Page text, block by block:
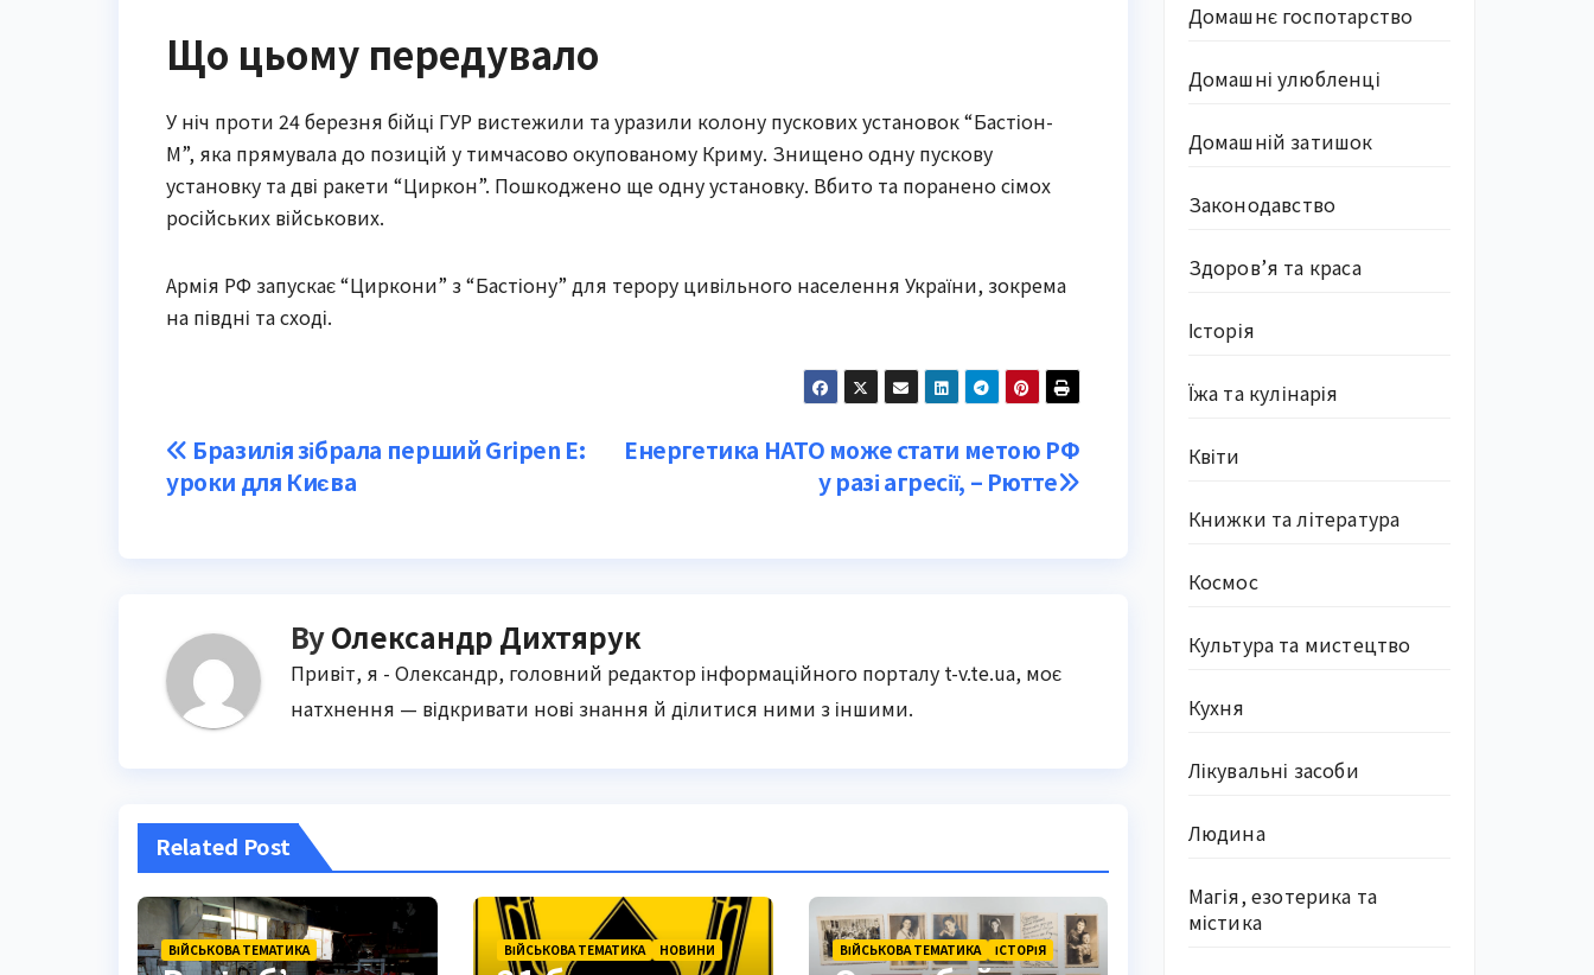
Що цьому передувало
У ніч проти 24 березня бійці ГУР вистежили та уразили колону пускових установок “Бастіон-
М”, яка прямувала до позицій у тимчасово окупованому Криму. Знищено одну пускову
установку та дві ракети “Циркон”. Пошкоджено ще одну установку. Вбито та поранено сімох
російських військових.
Армія РФ запускає “Циркони” з “Бастіону” для терору цивільного населення України, зокрема
на півдні та сході.
Post
navigation
Енергетика НАТО може стати метою РФ
у разі агресії, – Рютте
Бразилія зібрала перший Gripen E:
уроки для Києва
ByОлександр Дихтярук
Привіт, я - Олександр, головний редактор інформаційного порталу t-v.te.ua, моє
натхнення — відкривати нові знання й ділитися ними з іншими.
Related Post
ВІЙСЬКОВА ТЕМАТИКА ВІЙСЬКОВА ТЕМАТИКА НОВИНИ ВІЙСЬКОВА ТЕМАТИКА ІСТОРІЯ
Домашнє госпотарство
Домашні улюбленці
Домашній затишок
Законодавство
Здоров’я та краса
Історія
Їжа та кулінарія
Квіти
Книжки та література
Космос
Культура та мистецтво
Кухня
Лікувальні засоби
Людина
Магія, езотерика та
містика